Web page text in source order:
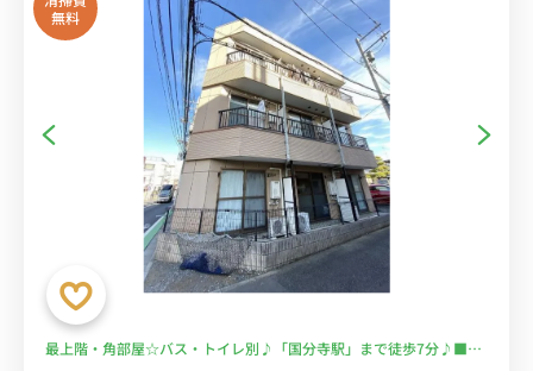
無料
最上階・角部屋☆バス・トイレ別♪「国分寺駅」まで徒歩7分♪■選